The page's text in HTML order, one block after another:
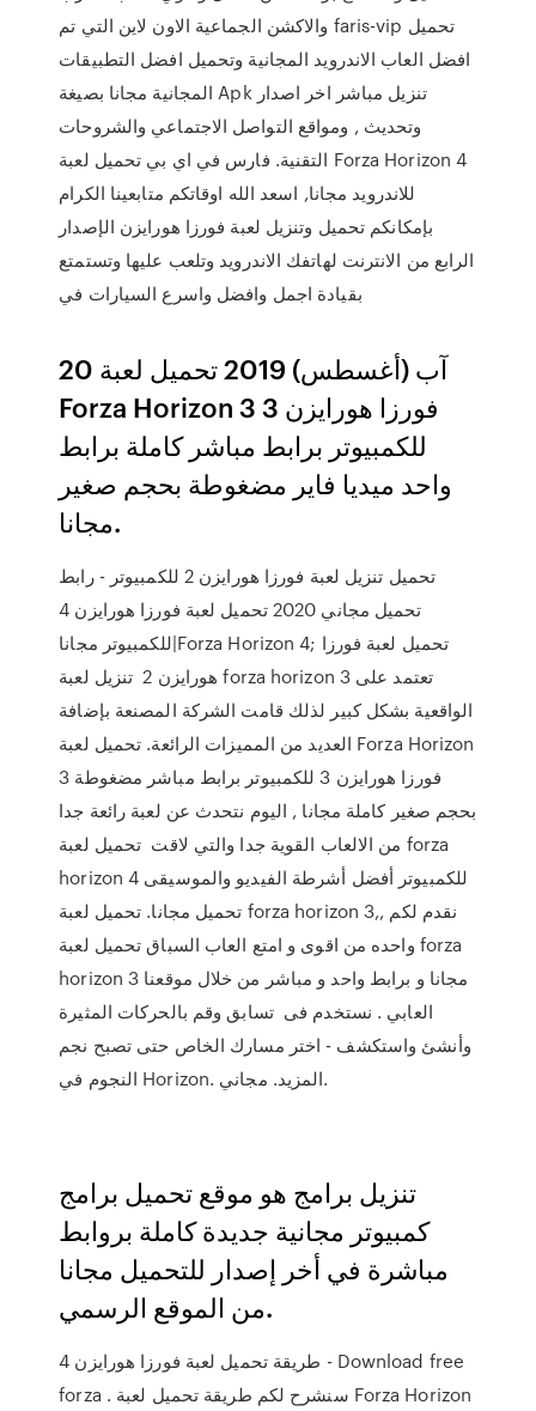
والاكشن الجماعية الاون لاين التي تم faris-vip تحميل
افضل العاب الاندرويد المجانية وتحميل افضل التطبيقات
المجانية مجانا بصيغة Apk تنزيل مباشر اخر اصدار
وتحديث , ومواقع التواصل الاجتماعي والشروحات
التقنية. فارس في اي بي تحميل لعبة Forza Horizon 4
للاندرويد مجانا, اسعد الله اوقاتكم متابعينا الكرام
بإمكانكم تحميل وتنزيل لعبة فورزا هورايزن الإصدار
الرابع من الانترنت لهاتفك الاندرويد وتلعب عليها وتستمتع
بقيادة اجمل وافضل واسرع السيارات في
20 آب (أغسطس) 2019 تحميل لعبة
Forza Horizon 3 فورزا هورايزن 3
للكمبيوتر برابط مباشر كاملة برابط
واحد ميديا فاير مضغوطة بحجم صغير
مجانا.
تحميل تنزيل لعبة فورزا هورايزن 2 للكمبيوتر - رابط
تحميل مجاني 2020 تحميل لعبة فورزا هورايزن 4
للكمبيوتر مجانا|Forza Horizon 4; تحميل لعبة فورزا
هورايزن 2 تنزيل لعبة forza horizon 3 تعتمد على
الواقعية بشكل كبير لذلك قامت الشركة المصنعة بإضافة
العديد من المميزات الرائعة. تحميل لعبة Forza Horizon
3 فورزا هورايزن 3 للكمبيوتر برابط مباشر مضغوطة
بحجم صغير كاملة مجانا , اليوم نتحدث عن لعبة رائعة جدا
من الالعاب القوية جدا والتي لاقت تحميل لعبة forza
horizon 4 للكمبيوتر أفضل أشرطة الفيديو والموسيقى
تحميل مجانا. تحميل لعبة forza horizon 3,, نقدم لكم
واحده من اقوى و امتع العاب السباق تحميل لعبة forza
horizon 3 مجانا و برابط واحد و مباشر من خلال موقعنا
العابي . نستخدم فى تسابق وقم بالحركات المثيرة
وأنشئ واستكشف - اختر مسارك الخاص حتى تصبح نجم
النجوم في Horizon. المزيد. مجاني.
تنزيل برامج هو موقع تحميل برامج
كمبيوتر مجانية جديدة كاملة بروابط
مباشرة في أخر إصدار للتحميل مجانا
من الموقع الرسمي.
طريقة تحميل لعبة فورزا هورايزن 4 - Download free
forza . سنشرح لكم طريقة تحميل لعبة Forza Horizon